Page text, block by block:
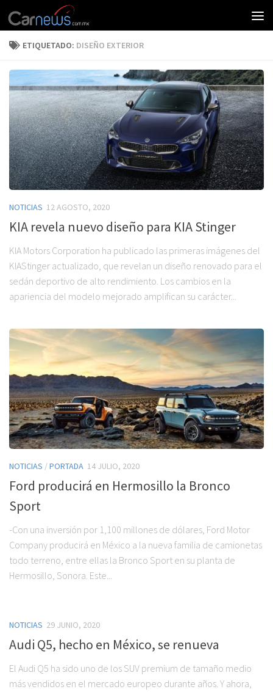
ETIQUETADO: DISEÑO EXTERIOR
NOTICIAS 12 AGOSTO, 2020
KIA revela nuevo diseño para KIA Stinger
KIA Motors Corporation ha publicado las primeras imágenes del
KIAStinger actualizado, que revelan un diseño renovado para el
sedán deportivo de alto rendimiento. Los cambios en la
apariencia del modelo mejorado amplifican su carácter...
NOTICIAS /PORTADA 14 JULIO, 2020
Ford producirá en Hermosillo la Bronco
Sport
-Con una inversión por 1,100 millones de dólares, Ford Motor
Company producirá en México a la nueva familia de camionetas
todo terreno, entre ellas la Bronco Sport en su planta de
Hermosillo, Sonora. Este...
NOTICIAS 29 JUNIO, 2020
Audi Q5, hecho en México, se renueva
El Audi Q5 ha sido uno de los SUV premium de tamaño medio
más vendidos en el mercado europeo durante años. Y ahora,